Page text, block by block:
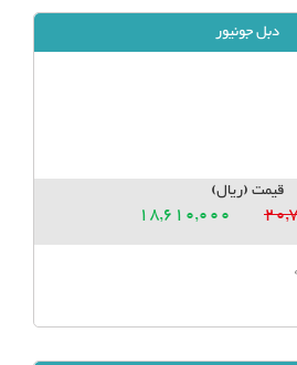
دبل جونیور
قیمت (ریال)
18,610,000